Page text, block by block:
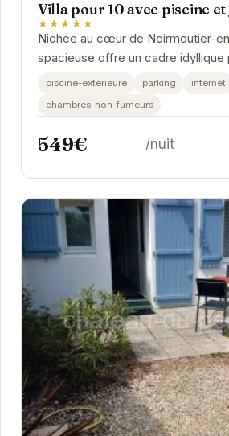
Villa pour 10 avec piscine
★★★★★
Nichée au cœur de Noirmoutier-
spacieuse offre un cadre idyllique
vacances inoubliables. Avec sa
piscine-exterieure parking
internet
chambres-non-fumeurs
549€ /nuit